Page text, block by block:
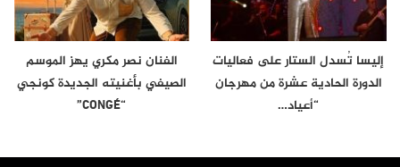
إليسا تُسدل الستار على فعاليات
الدورة الحادية عشرة من مهرجان
“أعياد…
الفنان نصر مكري يهز الموسم
الصيفي بأغنيته الجديدة كونجي
“CONGÉ”